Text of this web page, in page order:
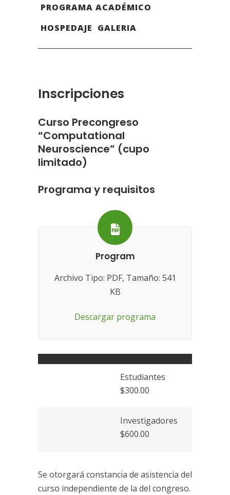
PROGRAMA ACADÉMICO
HOSPEDAJE GALERIA
Inscripciones
Curso Precongreso
“Computational
Neuroscience” (cupo
limitado)
Programa y requisitos
Program
Archivo Tipo: PDF, Tamaño: 541
KB
Descargar programa
Estudiantes
$300.00
Investigadores
$600.00
Se otorgará constancia de asistencia del
curso independiente de la del congreso.